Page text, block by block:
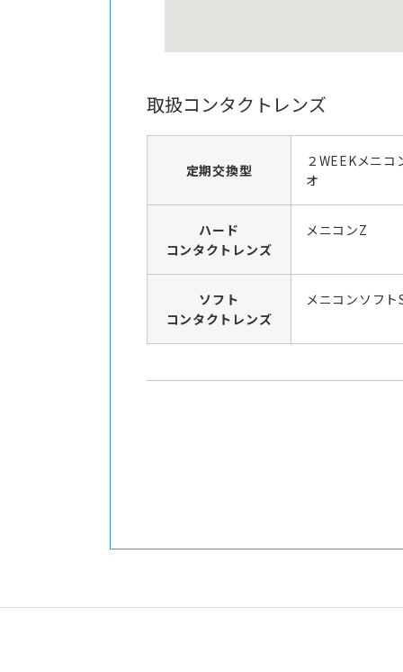
取扱コンタクトレンズ
定期交換型
２WEEKメニ
オ
ハード
コンタクトレンズ
メニコンZ
ソフト
コンタクトレンズ
メニコンソフト